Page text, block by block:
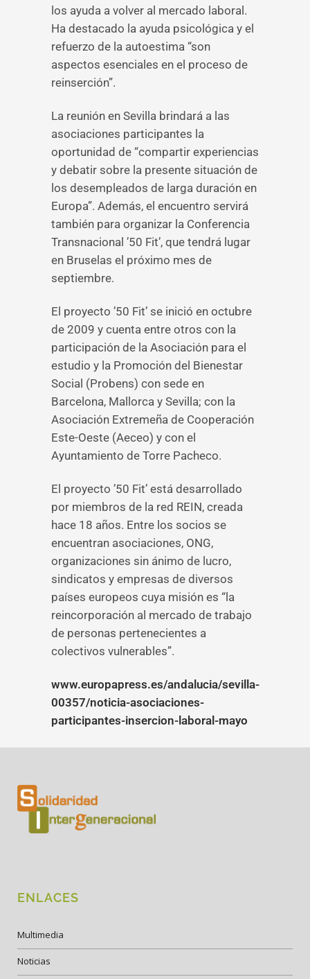
los ayuda a volver al mercado laboral.
Ha destacado la ayuda psicológica y el
refuerzo de la autoestima “son
aspectos esenciales en el proceso de
reinserción”.
La reunión en Sevilla brindará a las
asociaciones participantes la
oportunidad de “compartir experiencias
y debatir sobre la presente situación de
los desempleados de larga duración en
Europa”. Además, el encuentro servirá
también para organizar la Conferencia
Transnacional ’50 Fit’, que tendrá lugar
en Bruselas el próximo mes de
septiembre.
El proyecto ’50 Fit’ se inició en octubre
de 2009 y cuenta entre otros con la
participación de la Asociación para el
estudio y la Promoción del Bienestar
Social (Probens) con sede en
Barcelona, Mallorca y Sevilla; con la
Asociación Extremeña de Cooperación
Este-Oeste (Aeceo) y con el
Ayuntamiento de Torre Pacheco.
El proyecto ’50 Fit’ está desarrollado
por miembros de la red REIN, creada
hace 18 años. Entre los socios se
encuentran asociaciones, ONG,
organizaciones sin ánimo de lucro,
sindicatos y empresas de diversos
países europeos cuya misión es “la
reincorporación al mercado de trabajo
de personas pertenecientes a
colectivos vulnerables”.
www.europapress.es/andalucia/sevilla-
00357/noticia-asociaciones-
participantes-insercion-laboral-mayo
ENLACES
Multimedia
Noticias